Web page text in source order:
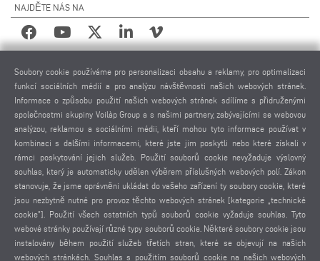
NAJDĚTE NÁS NA
PRÁVNÍ UPOZORNĚNÍ
IMPRESUM
POUŽITÉ FOTOGRAFIE
OCHRANA OSOBNÍCH ÚDAJŮ
OCHRANA OSOBNÍCH ÚDAJŮ MEZINÁRODNĚ
VŠEOBECNÉ PODMÍNKY PRODEJE
DOHODA O DÁLKOVÉ ÚDRŽBĚ
NASTAVENÍ COOKIES
Soubory cookie používáme pro personalizaci obsahu a reklamy, pro optimalizaci
funkcí sociálních médií a pro analýzu návštěvnosti našich webových stránek.
Informace o způsobu použití našich webových stránek sdílíme s přidruženými
společnostmi skupiny Voilàp Group a s našimi partnery, zabývajícími se webovou
analýzou, reklamou a sociálními médii, kteří mohou tyto informace používat v
kombinaci s dalšími informacemi, které jste jim poskytli nebo které získali v
rámci poskytování jejich služeb. Použití souborů cookie nevyžaduje výslovný
souhlas, který je automaticky udělen výběrem příslušných webových polí. Zákon
stanovuje, že jsme oprávněni ukládat do vašeho zařízení ty soubory cookie, které
jsou nezbytně nutné pro provoz těchto webových stránek [kategorie „technické
cookie”]. Použití všech ostatních typů souborů cookie vyžaduje souhlas. Tyto
webové stránky používají různé typy souborů cookie. Některé soubory cookie jsou
instalovány během použití služeb třetích stran, které se objevují na našich
webových stránkách. Souhlas s použitím souborů cookie na našich webových